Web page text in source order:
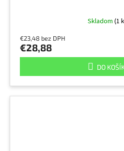
Skladom (1
€23,48 bez DPH
€28,88
DO